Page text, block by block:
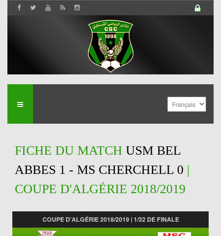
FICHE DU MATCH USM BEL
ABBES 1 - MS CHERCHELL 0 |
COUPE D'ALGÉRIE 2018/2019
COUPE D'ALGÉRIE 2018/2019 | 1/32 DE FINALE